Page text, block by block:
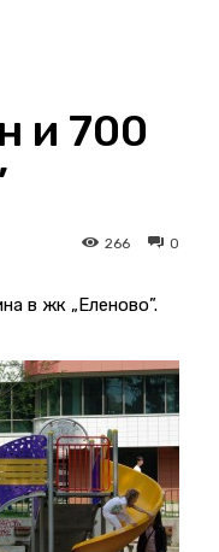
и 700
0
266
в жк „Еленово”.